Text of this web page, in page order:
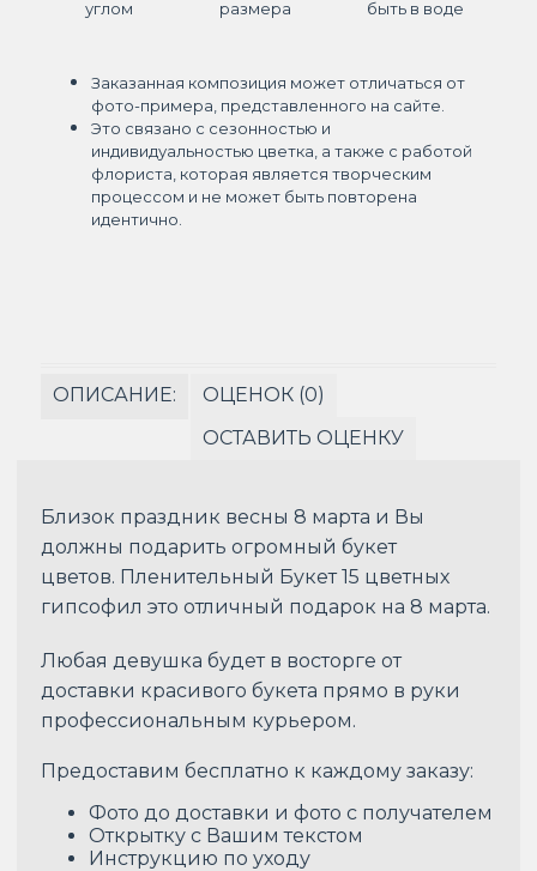
углом размера быть в воде
Заказанная композиция может отличаться от
фото-примера, представленного на сайте.
Это связано с сезонностью и
индивидуальностью цветка, а также с работой
флориста, которая является творческим
процессом и не может быть повторена
идентично.
ОПИСАНИЕ:
ОЦЕНОК (0)
ОСТАВИТЬ ОЦЕНКУ
Близок праздник весны 8 марта и Вы
должны подарить огромный букет
цветов. Пленительный Букет 15 цветных
гипсофил это отличный подарок на 8 марта.
Любая девушка будет в восторге от
доставки красивого букета прямо в руки
профессиональным курьером.
Предоставим бесплатно к каждому заказу:
Фото до доставки и фото с получателем
Открытку с Вашим текстом
Инструкцию по уходу